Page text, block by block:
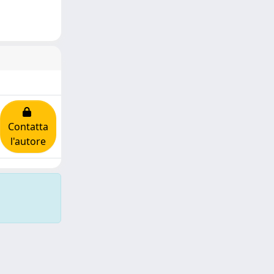
Contatta
l'autore